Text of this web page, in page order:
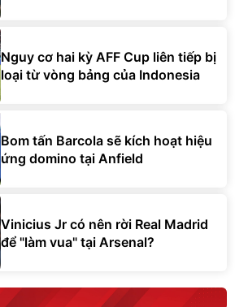
Nguy cơ hai kỳ AFF Cup liên tiếp bị
loại từ vòng bảng của Indonesia
Bom tấn Barcola sẽ kích hoạt hiệu
ứng domino tại Anfield
Vinicius Jr có nên rời Real Madrid
để "làm vua" tại Arsenal?